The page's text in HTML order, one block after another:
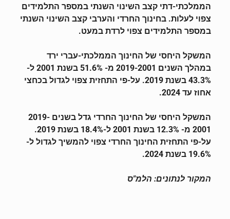
הממלכתי-דתי קצב השינוי השנתי במספר התלמידים
צפוי לעלות. בחינוך החרדי והערבי קצב השינוי השנתי
במספר התלמידים צפוי לרדת במעט.
המשקל היחסי של החינוך הממלכתי-עברי ירד
במהלך השנים 2019-2001 מ- 51.6% בשנת 2001 ל-
43.3% בשנת 2019. על-פי התחזית צפוי לגדול בכחצי
אחוז עד 2024.
המשקל היחסי של החינוך החרדי גדל בשנים 2019-
2001 מ- 12.3% בשנת 2001 ל-18.4% בשנת 2019.
על-פי התחזית החינוך החרדי צפוי להמשיך לגדול ל-
19.6% בשנת 2024.
המקור לנתונים: הלמ"ס